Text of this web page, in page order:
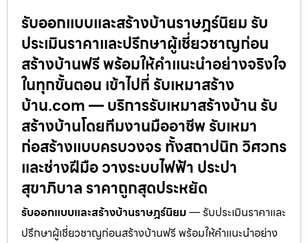
รับออกแบบและสร้างบ้านราษฎร์นิยม รับ
ประเมินราคาและปรึกษาผู้เชี่ยวชาญก่อน
สร้างบ้านฟรี พร้อมให้คำแนะนำอย่างจริงใจ
ในทุกขั้นตอน เข้าไปที่ รับเหมาสร้าง
บ้าน.com — บริการรับเหมาสร้างบ้าน รับ
สร้างบ้านโดยทีมงานมืออาชีพ รับเหมา
ก่อสร้างแบบครบวงจร ทั้งสถาปนิก วิศวกร
และช่างฝีมือ วางระบบไฟฟ้า ประปา
สุขาภิบาล ราคาถูกสุดประหยัด
รับออกแบบและสร้างบ้านราษฎร์นิยม— รับประเมินราคาและ
ปรึกษาผู้เชี่ยวชาญก่อนสร้างบ้านฟรี พร้อมให้คำแนะนำอย่าง